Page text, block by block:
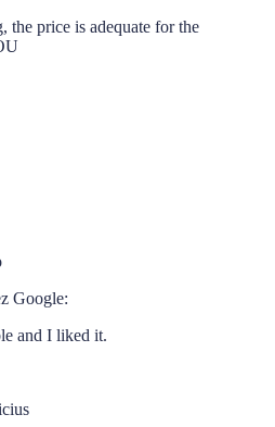
the price is adequate for the
Google:
and I liked it.